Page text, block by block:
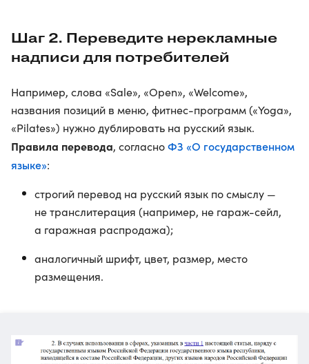
Шаг 2. Переведите нерекламные
надписи для потребителей
Например, слова «Sale», «Open», «Welcome»,
названия позиций в меню, фитнес-программ («Yoga»,
«Pilates») нужно дублировать на русский язык.
Правила перевода, согласноФЗ «О государственном
языке»:
строгий перевод на русский язык по смыслу —
не транслитерация (например, не гараж-сейл,
а гаражная распродажа);
аналогичный шрифт, цвет, размер, место
размещения.